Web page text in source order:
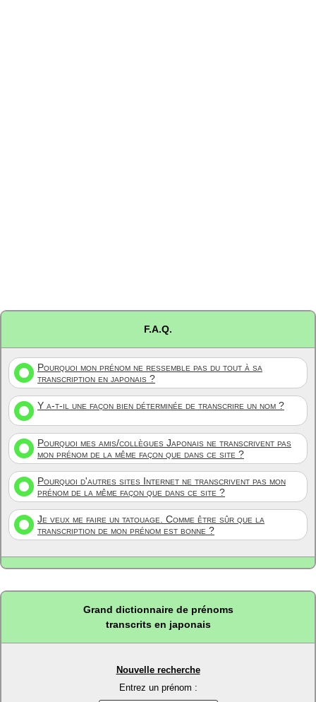
F.A.Q.
Pourquoi mon prénom ne ressemble pas du tout à sa
transcription en japonais ?
Y a-t-il une façon bien déterminée de transcrire un nom ?
Pourquoi mes amis/collègues Japonais ne transcrivent pas
mon prénom de la même façon que dans ce site ?
Pourquoi d'autres sites Internet ne transcrivent pas mon
prénom de la même façon que dans ce site ?
Je veux me faire un tatouage. Comme être sûr que la
transcription de mon prénom est bonne ?
Grand dictionnaire de prénoms
transcrits en japonais
Nouvelle recherche
Entrez un prénom :